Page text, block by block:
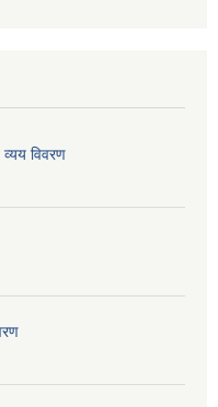
विवरण